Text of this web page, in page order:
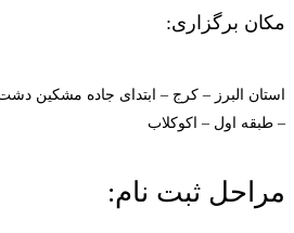
مکان برگزاری:
استان البرز – کرج – ابتدای جاده مشکین
– طبقه اول – اکوکلاب
مراحل ثبت نام: